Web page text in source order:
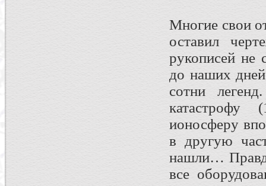
Многие свои
оставил
рукописей не
до наших
сотни
катастрофу
ионосферу
в другую
нашли…
все